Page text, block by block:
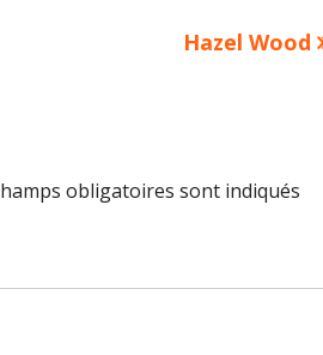
Next
Hazel Wood
obligatoires sont indiqués